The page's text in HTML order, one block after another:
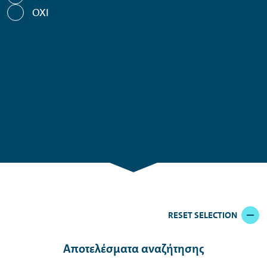
ΟΧΙ
RESET SELECTION
Αποτελέσματα αναζήτησης